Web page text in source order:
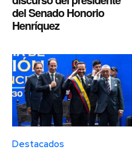
del Senado Honorio
Henríquez
Destacados